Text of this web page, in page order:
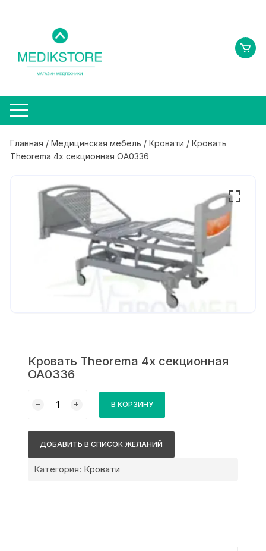
содержимому
Главная /Медицинская мебель /Кровати / Кровать
Theorema 4х секционная OA0336
Кровать Theorema 4х секционная
OA0336
товара
секционная
В КОРЗИНУ
ДОБАВИТЬ В СПИСОК ЖЕЛАНИЙ
Категория: Кровати